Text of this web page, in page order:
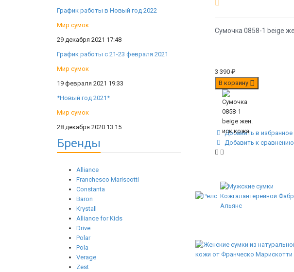
График работы в Новый год 2022
Мир сумок
29 декабря 2021 17:48
График работы с 21-23 февраля 2021
Мир сумок
19 февраля 2021 19:33
*Новый год 2021*
Мир сумок
28 декабря 2020 13:15
Бренды
Alliance
Franchesco Mariscotti
Constanta
Baron
Krystall
Alliance for Kids
Drive
Polar
Pola
Verage
Zest
Сумочка 0858-1 beige
3 390 ₽
В корзину
Добавить в избранное
Добавить к сравнению